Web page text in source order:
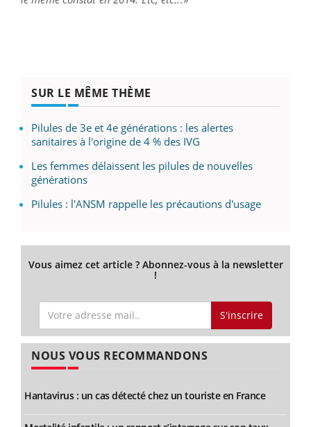
SUR LE MÊME THÈME
Pilules de 3e et 4e générations : les alertes
sanitaires à l'origine de 4 % des IVG
Les femmes délaissent les pilules de nouvelles
générations
Pilules : l'ANSM rappelle les précautions d'usage
Vous aimez cet article ? Abonnez-vous à la newsletter
!
S'inscrire
NOUS VOUS RECOMMANDONS
Hantavirus : un cas détecté chez un touriste en France